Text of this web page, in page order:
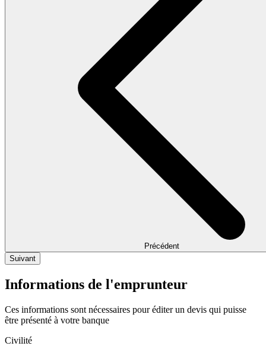
Précédent
Suivant
Informations de l'emprunteur
Ces informations sont nécessaires pour éditer un devis qui puisse
être présenté à votre banque
Civilité